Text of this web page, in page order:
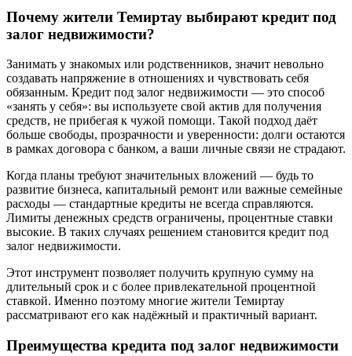
Почему жители Темиртау выбирают кредит под
залог недвижимости?
Занимать у знакомых или родственников, значит невольно
создавать напряжение в отношениях и чувствовать себя
обязанным. Кредит под залог недвижимости — это способ
«занять у себя»: вы используете свой актив для получения
средств, не прибегая к чужой помощи. Такой подход даёт
больше свободы, прозрачности и уверенности: долги остаются
в рамках договора с банком, а ваши личные связи не страдают.
Когда планы требуют значительных вложений — будь то
развитие бизнеса, капитальный ремонт или важные семейные
расходы — стандартные кредиты не всегда справляются.
Лимиты денежных средств ограничены, процентные ставки
высокие. В таких случаях решением становится кредит под
залог недвижимости.
Этот инструмент позволяет получить крупную сумму на
длительный срок и с более привлекательной процентной
ставкой. Именно поэтому многие жители Темиртау
рассматривают его как надёжный и практичный вариант.
Преимущества кредита под залог недвижимости